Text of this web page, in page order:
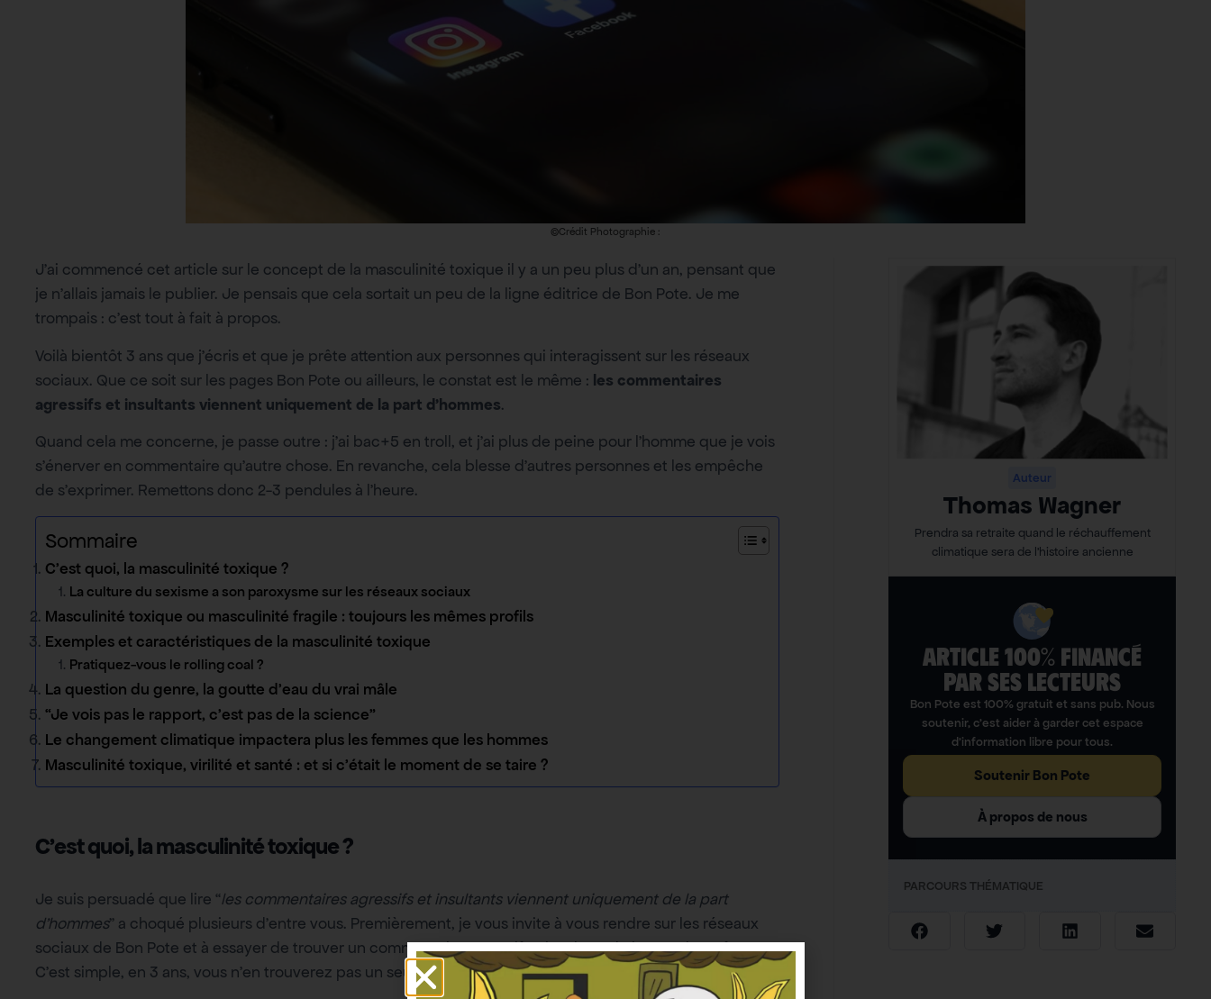
©Crédit Photographie :
J’ai commencé cet article sur le concept de la masculinité toxique il y a un peu plus d’un an, pensant que
je n’allais jamais le publier. Je pensais que cela sortait un peu de la ligne éditrice de Bon Pote. Je me
trompais : c’est tout à fait à propos.
Voilà bientôt 3 ans que j’écris et que je prête attention aux personnes qui interagissent sur les réseaux
sociaux. Que ce soit sur les pages Bon Pote ou ailleurs, le constat est le même : les commentaires
agressifs et insultants viennent uniquement de la part d’hommes.
Quand cela me concerne, je passe outre : j’ai bac+5 en troll, et j’ai plus de peine pour l’homme que je vois
s’énerver en commentaire qu’autre chose. En revanche, cela blesse d’autres personnes et les empêche
de s’exprimer. Remettons donc 2-3 pendules à l’heure.
Sommaire
C’est quoi, la masculinité toxique ?
La culture du sexisme a son paroxysme sur les réseaux sociaux
Masculinité toxique ou masculinité fragile : toujours les mêmes profils
Exemples et caractéristiques de la masculinité toxique
Pratiquez-vous le rolling coal ?
La question du genre, la goutte d’eau du vrai mâle
“Je vois pas le rapport, c’est pas de la science”
Le changement climatique impactera plus les femmes que les hommes
Masculinité toxique, virilité et santé : et si c’était le moment de se taire ?
C’est quoi, la masculinité toxique ?
Je suis persuadé que lire “les commentaires agressifs et insultants viennent uniquement de la part
d’hommes” a choqué plusieurs d’entre vous. Premièrement, je vous invite à vous rendre sur les réseaux
sociaux de Bon Pote et à essayer de trouver un commentaire agressif et insultant de la part d’une femme.
C’est simple, en 3 ans, vous n’en trouverez pas un seul.
Auteur
Thomas Wagner
Prendra sa retraite quand le réchauffement
climatique sera de l’histoire ancienne
ARTICLE 100% FINANCÉ
PAR SES LECTEURS​
Bon Pote est 100% gratuit et sans pub. Nous
soutenir, c’est aider à garder cet espace
d’information libre pour tous.
Soutenir Bon Pote
À propos de nous
PARCOURS THÉMATIQUE